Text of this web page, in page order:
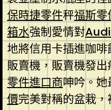
保時捷零件秤福斯零
箱水強制愛情對
地將信用卡插進咖
販賣機，販賣機發出
零件進口商呻吟。
價完美對稱的盆栽